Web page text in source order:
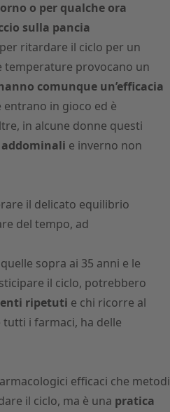
o per qualche ora
sulla pancia
ritardare il ciclo per un
temperature provocano un
comunque un’efficacia
in gioco ed è
in alcune donne questi
e inverno non
il delicato equilibrio
del tempo, ad
sopra ai 35 anni e le
il ciclo, potrebbero
ripetuti e chi ricorre al
i farmaci, ha delle
efficaci che metodi
il ciclo, ma è una pratica